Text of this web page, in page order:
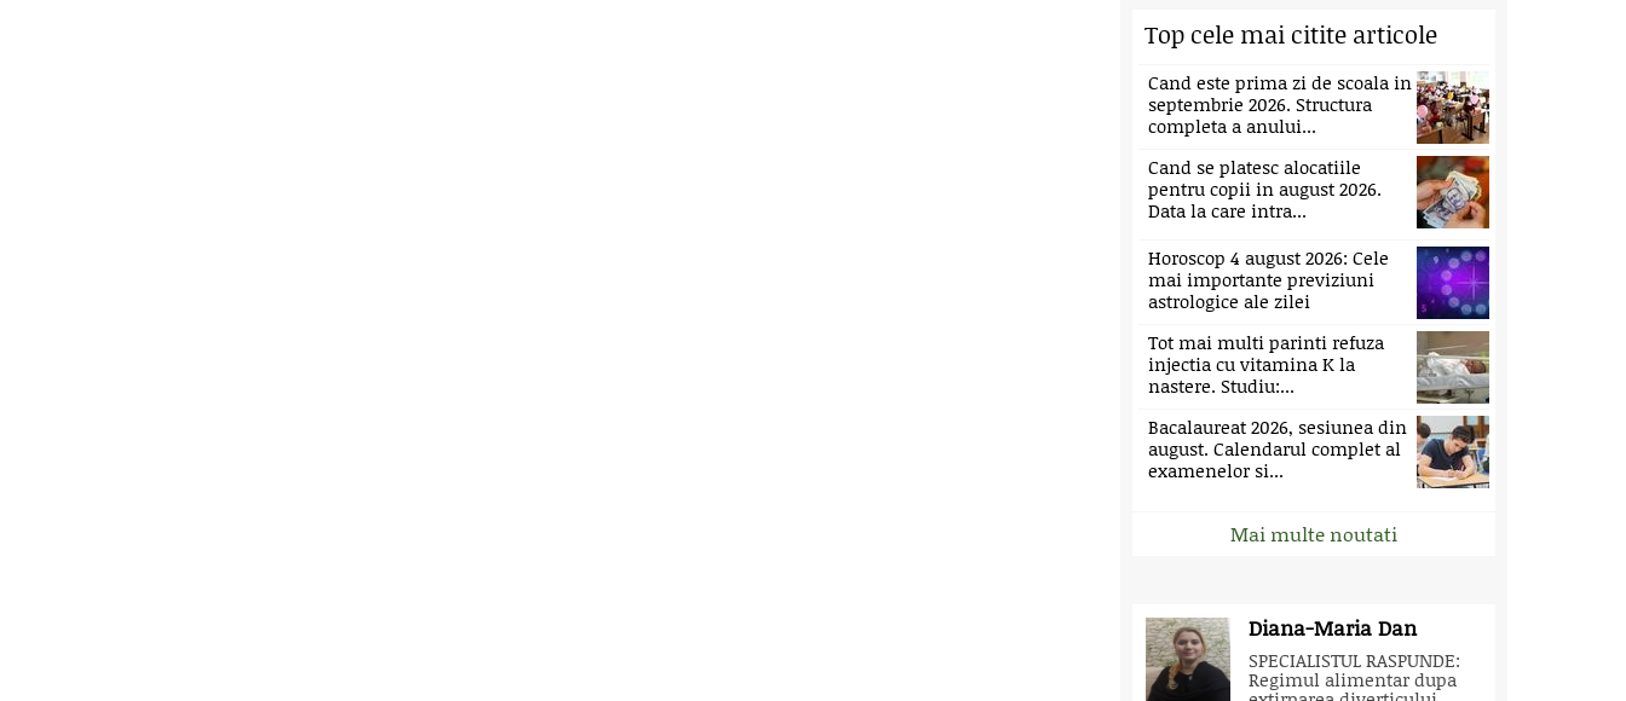
Top cele mai citite articole
Cand este prima zi de scoala in
septembrie 2026. Structura
completa a anului...
Cand se platesc alocatiile
pentru copii in august 2026.
Data la care intra...
Horoscop 4 august 2026: Cele
mai importante previziuni
astrologice ale zilei
Tot mai multi parinti refuza
injectia cu vitamina K la
nastere. Studiu:...
Bacalaureat 2026, sesiunea din
august. Calendarul complet al
examenelor si...
Mai multe noutati
Diana-Maria Dan
SPECIALISTUL RASPUNDE:
Regimul alimentar dupa